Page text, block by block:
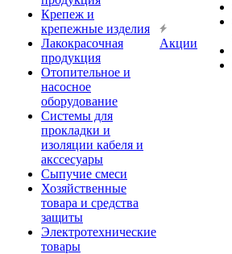
Крепеж и
крепежные изделия
Лакокрасочная
продукция
Отопительное и
насосное
оборудование
Системы для
прокладки и
изоляции кабеля и
акссесуары
Сыпучие смеси
Хозяйственные
товара и средства
защиты
Электротехнические
товары
Акции